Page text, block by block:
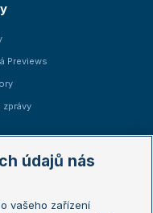
Previews
zprávy
Open
údajů nás
vašeho zařízení